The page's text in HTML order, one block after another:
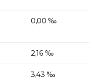
0,00 ‰
2,16 ‰
3,43 ‰